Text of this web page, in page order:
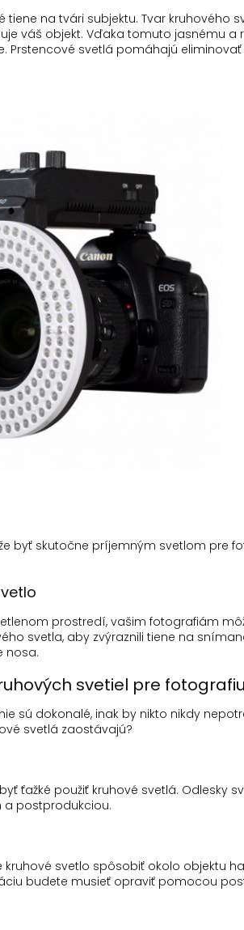
tiene na tvári subjektu. Tvar kruhového
váš objekt. Vďaka tomuto jasnému a
Prstencové svetlá pomáhajú eliminovať
byť skutočne príjemným svetlom pre
prostredí, vašim fotografiám
svetla, aby zvýraznili tiene na
nosa.
svetiel pre
sú dokonalé, inak by nikto nikdy
svetlá zaostávajú?
ťažké použiť kruhové svetlá. Odlesky
postprodukciou.
kruhové svetlo spôsobiť okolo objektu
budete musieť opraviť pomocou